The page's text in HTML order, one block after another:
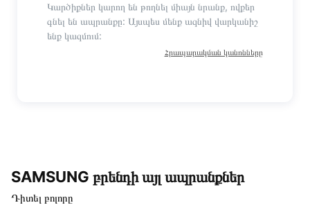
Կարծիքներ կարող են թողնել միայն նրանք, ովքեր
գնել են ապրանքը: Այսպես մենք ազնիվ վարկանիշ
ենք կազմում:
Հրապարակման կանոնները
SAMSUNG բրենդի այլ ապրանքներ
Դիտել բոլորը